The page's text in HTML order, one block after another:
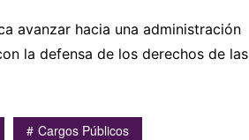
avanzar hacia una administración
la defensa de los derechos de las
Cargos Públicos